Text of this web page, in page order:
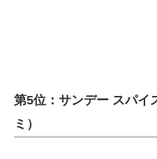
第5位：サンデー スパイ
ミ）